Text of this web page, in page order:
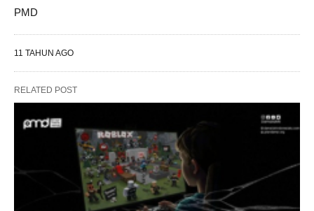
PMD
11 TAHUN AGO
RELATED POST